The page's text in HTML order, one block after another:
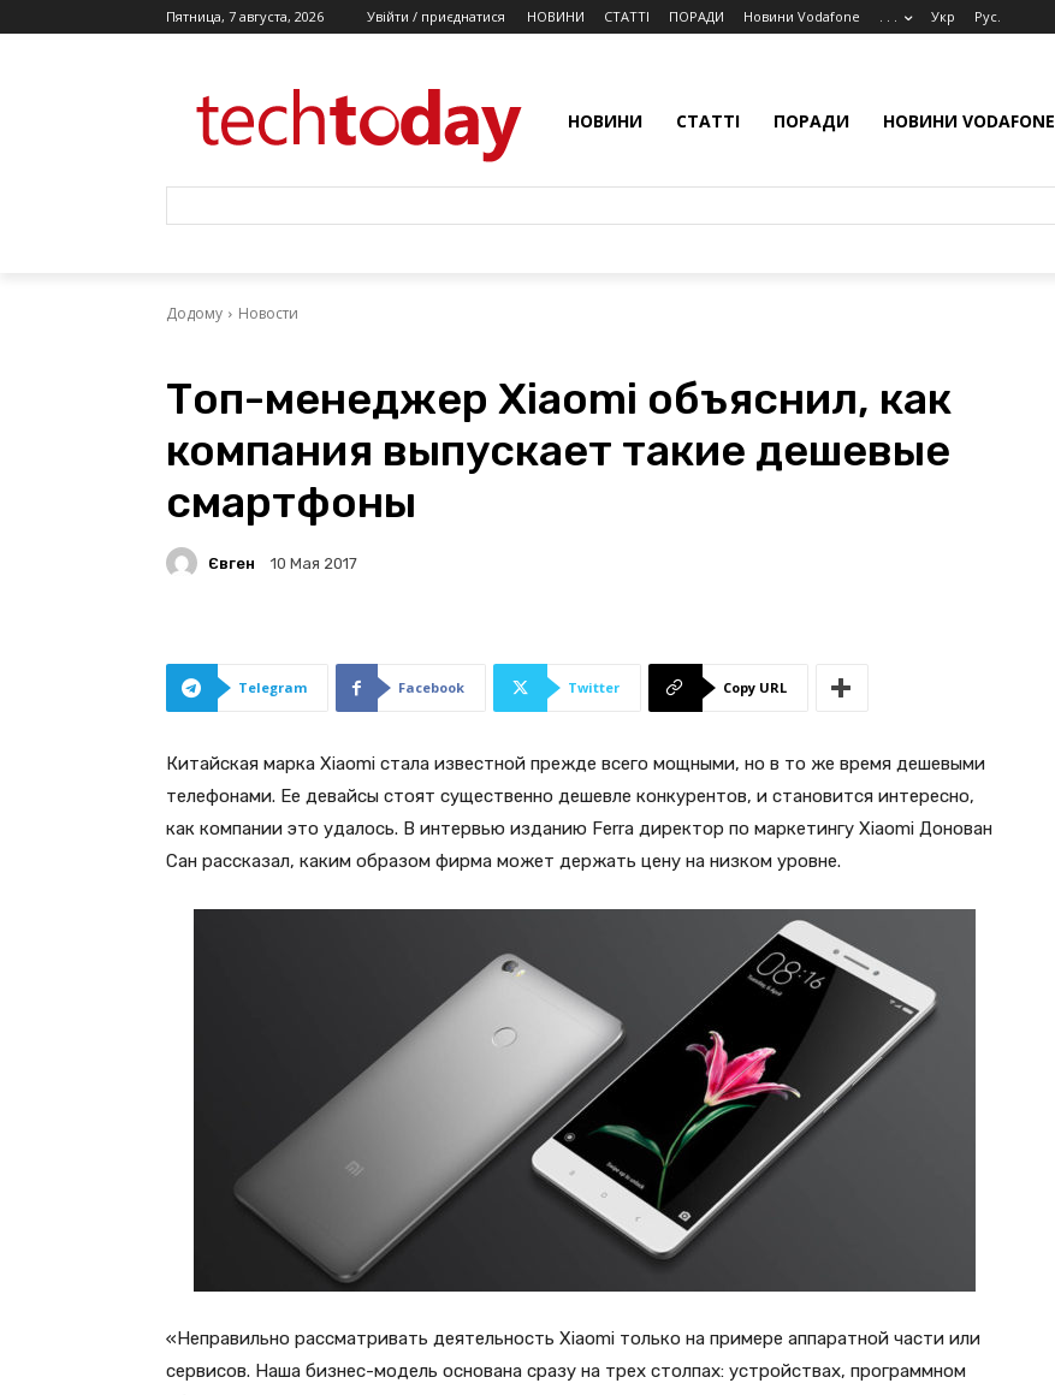
Пятница, 7 августа, 2026 Увійти / приєднатися НОВИНИ СТАТТІ ПОРАДИ Новини Vodafone . . . Укр Рус.
НОВИНИ СТАТТІ ПОРАДИ НОВИНИ VODAFONE
Додому Новости
Топ-менеджер Xiaomi объяснил, как
компания выпускает такие дешевые
смартфоны
Євген 10 Мая 2017
Telegram Facebook Twitter Copy URL
Китайская марка Xiaomi стала известной прежде всего мощными, но в то же время дешевыми
телефонами. Ее девайсы стоят существенно дешевле конкурентов, и становится интересно,
как компании это удалось. В интервью изданию Ferra директор по маркетингу Xiaomi Донован
Сан рассказал, каким образом фирма может держать цену на низком уровне.
«Неправильно рассматривать деятельность Xiaomi только на примере аппаратной части или
сервисов. Наша бизнес-модель основана сразу на трех столпах: устройствах, программном